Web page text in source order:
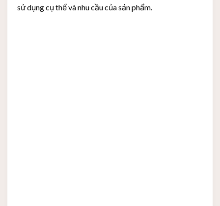
sử dụng cụ thể và nhu cầu của sản phẩm.